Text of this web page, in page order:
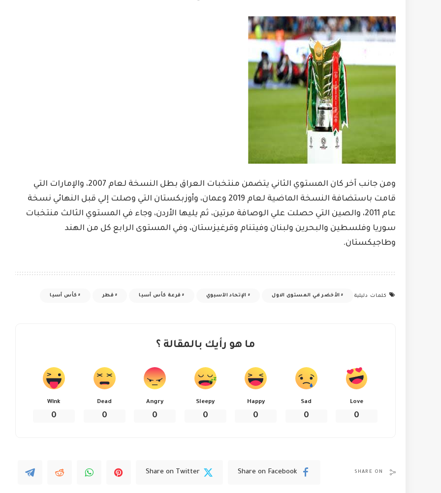
ومن جانب آخر كان المستوي الثاني يتضمن منتخبات العراق بطل النسخة لعام 2007، والإمارات التي
قامت باستضافة النسخة الماضية لعام 2019 وعمان، وأوزبكستان التي وصلت إلي قبل النهائي نسخة
عام 2011، والصين التي حصلت علي الوصافة مرتين، ثم يليها الأردن، وجاء في المستوي الثالث منتخبات
سوريا وفلسطين والبحرين ولبنان وفيتنام وقرغيزستان، وفي المستوى الرابع كل من الهند
وطاجيكستان.
كلمات دليلية الأخضر في المستوى الاول الإتحاد الآسيوي قرعة كأس آسيا قطر كأس آسيا
ما هو رأيك بالمقالة ؟
Love
0
Sad
0
Happy
0
Sleepy
0
Angry
0
Dead
0
Wink
0
SHARE ON
Share on Facebook
Share on Twitter